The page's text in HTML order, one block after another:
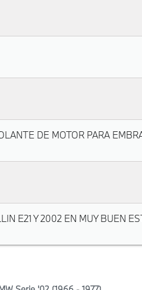
DE MOTOR PARA
E21 Y 2002 EN MUY BUEN